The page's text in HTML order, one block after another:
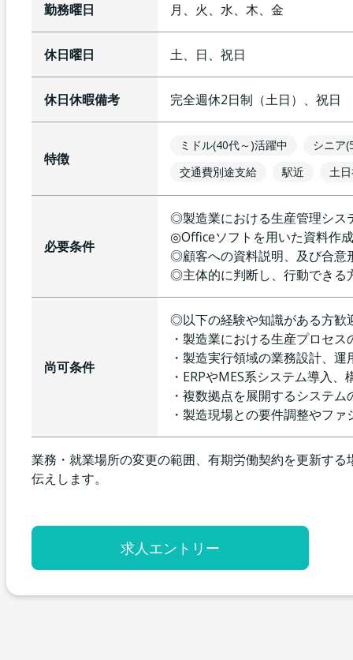
勤務曜日 月、火、水、木、金
休日曜日 土、日、祝日
休日休暇備考 完全週休2日制（土日）、祝日
特徴
ミドル(40代～)活躍中
シニア
交通費別途支給
駅近 土
必要条件
◎製造業における生産管理シス
◎Officeソフトを用いた資料作
◎顧客への資料説明、及び合意
◎主体的に判断し、行動できる
尚可条件
◎以下の経験や知識がある方歓
・製造業における生産プロセス
・製造実行領域の業務設計、運
・ERPやMES系システム導入、
・複数拠点を展開するシステム
・製造現場との要件調整やフ
業務・就業場所の変更の範囲、有期労働契約を更新す
伝えします。
求人エントリー